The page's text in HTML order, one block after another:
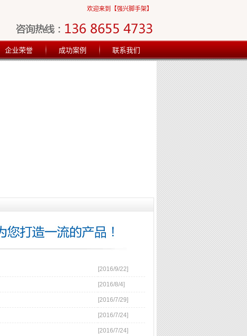
欢迎来到【强兴脚手架】
企业荣誉 成功案例 联系我们
[2016/9/22]
[2016/8/4]
[2016/7/29]
[2016/7/24]
[2016/7/24]